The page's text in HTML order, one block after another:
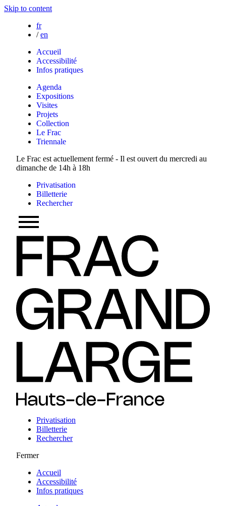
Skip to content
fr
/ en
Accueil
Accessibilité
Infos pratiques
Agenda
Expositions
Visites
Projets
Collection
Le Frac
Triennale
Le Frac est actuellement fermé - Il est ouvert du mercredi au
dimanche de 14h à 18h
Privatisation
Billetterie
Rechercher
Privatisation
Billetterie
Rechercher
Fermer
Accueil
Accessibilité
Infos pratiques